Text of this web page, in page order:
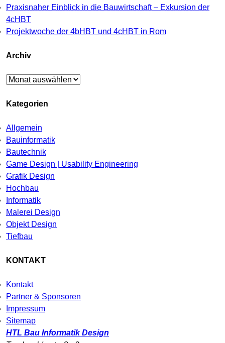
Praxisnaher Einblick in die Bauwirtschaft – Exkursion der
4cHBT
Projektwoche der 4bHBT und 4cHBT in Rom
Archiv
Archiv
Kategorien
Allgemein
Bauinformatik
Bautechnik
Game Design | Usability Engineering
Grafik Design
Hochbau
Informatik
Malerei Design
Objekt Design
Tiefbau
KONTAKT
Kontakt
Partner & Sponsoren
Impressum
Sitemap
HTL Bau Informatik Design